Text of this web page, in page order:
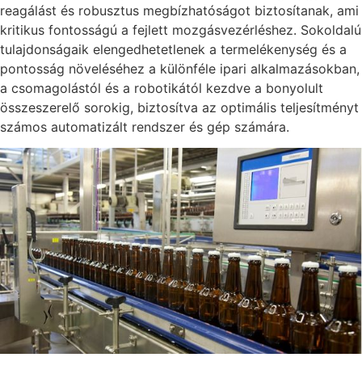
reagálást és robusztus megbízhatóságot biztosítanak, ami
kritikus fontosságú a fejlett mozgásvezérléshez. Sokoldalú
tulajdonságaik elengedhetetlenek a termelékenység és a
pontosság növeléséhez a különféle ipari alkalmazásokban,
a csomagolástól és a robotikától kezdve a bonyolult
összeszerelő sorokig, biztosítva az optimális teljesítményt
számos automatizált rendszer és gép számára.